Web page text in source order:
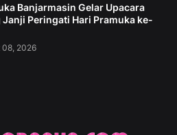
Banjarmasin Gelar Upacara
Janji Peringati Hari Pramuka ke-
08, 2026